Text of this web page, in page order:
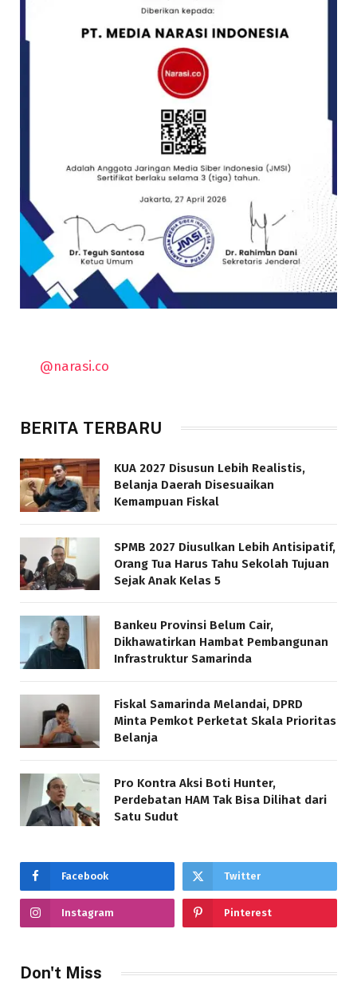
@narasi.co
BERITA TERBARU
KUA 2027 Disusun Lebih Realistis,
Belanja Daerah Disesuaikan
Kemampuan Fiskal
SPMB 2027 Diusulkan Lebih Antisipatif,
Orang Tua Harus Tahu Sekolah Tujuan
Sejak Anak Kelas 5
Bankeu Provinsi Belum Cair,
Dikhawatirkan Hambat Pembangunan
Infrastruktur Samarinda
Fiskal Samarinda Melandai, DPRD
Minta Pemkot Perketat Skala Prioritas
Belanja
Pro Kontra Aksi Boti Hunter,
Perdebatan HAM Tak Bisa Dilihat dari
Satu Sudut
Facebook Twitter
Instagram Pinterest
Don't Miss